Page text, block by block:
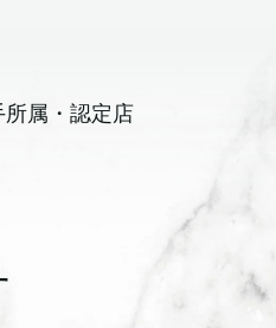
所属・認定店